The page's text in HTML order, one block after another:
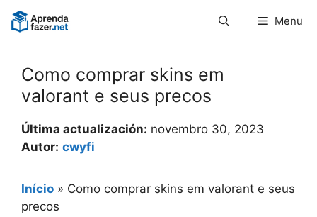
Pular
para
Menu
Como comprar skins em
valorant e seus precos
Última actualización: novembro 30, 2023
Autor: cwyfi
Início » Como comprar skins em valorant e seus
precos